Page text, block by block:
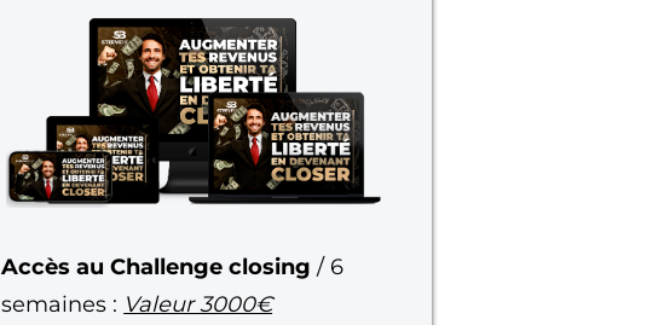
Accès au Challenge closing / 6
semaines : Valeur 3000€